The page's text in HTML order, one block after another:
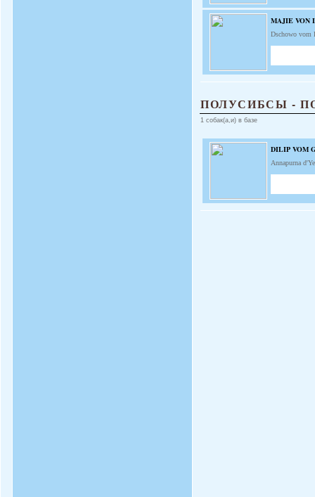
MAJIE VON
Dschowo vom
ПОЛУСИБСЫ -
1 собак(а,и) в базе
DILIP VOM
Annapurna